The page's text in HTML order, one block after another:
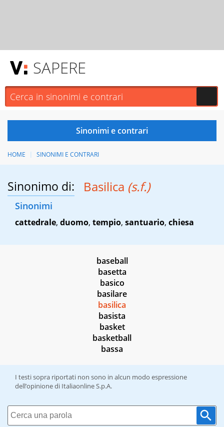
SAPERE
HOME SINONIMI E CONTRARI
Sinonimo di: Basilica (s.f.)
Sinonimi
cattedrale, duomo, tempio, santuario, chiesa
baseball
basetta
basico
basilare
basilica
basista
basket
basketball
bassa
I testi sopra riportati non sono in alcun modo espressione
dell’opinione di Italiaonline S.p.A.